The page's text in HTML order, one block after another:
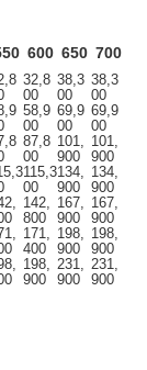
600 650 700
32,8
00
38,3
00
38,3
00
58,9
00
69,9
00
69,9
00
87,8
00
101,
900
101,
900
115,3
00
134,
900
134,
900
142,
800
167,
900
167,
900
171,
400
198,
900
198,
900
198,
900
231,
900
231,
900